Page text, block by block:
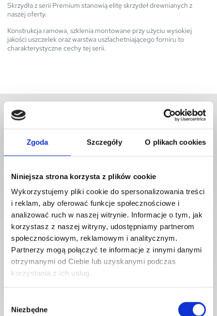
Zgoda Szczegóły O plikach cookies
Niniejsza strona korzysta z plików cookie
Wykorzystujemy pliki cookie do spersonalizowania treści
i reklam, aby oferować funkcje społecznościowe i
analizować ruch w naszej witrynie. Informacje o tym, jak
korzystasz z naszej witryny, udostępniamy partnerom
społecznościowym, reklamowym i analitycznym.
Partnerzy mogą połączyć te informacje z innymi danymi
otrzymanymi od Ciebie lub uzyskanymi podczas
korzystania z ich usług.
zgody
Niezbędne
Skrzydła z serii Premium stanowią elitę skrzydeł drewnianych z
naszej oferty.
Konstrukcja ramowa, szklenia montowane przy użyciu wysokiej
jakości uszczelek oraz warstwa uszlachetniającego forniru to
charakterystyczne cechy tej serii.
Zapisz się i bądź na bieżąco
Zapisz się do Newslettera i
odbierz 5% rabatu!
Na bieżąco otrzymasz informacje o naszych nowościach i